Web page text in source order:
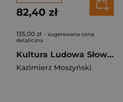
82,40 zł
135,00 zł - sugerowana cena
detaliczna
Kultura Ludowa Słowian Tom 3 Kultura duchowa Część 2
Kazimierz Moszyński